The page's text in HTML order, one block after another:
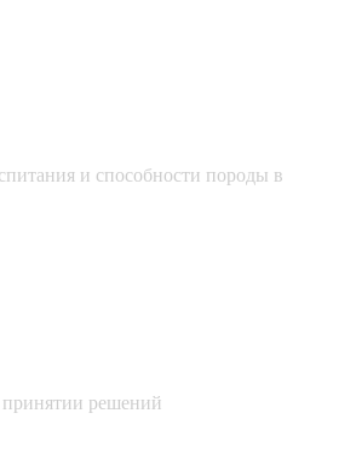
и способности породы в
принятии решений